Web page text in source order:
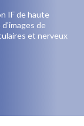
IF de haute
de
et nerveux